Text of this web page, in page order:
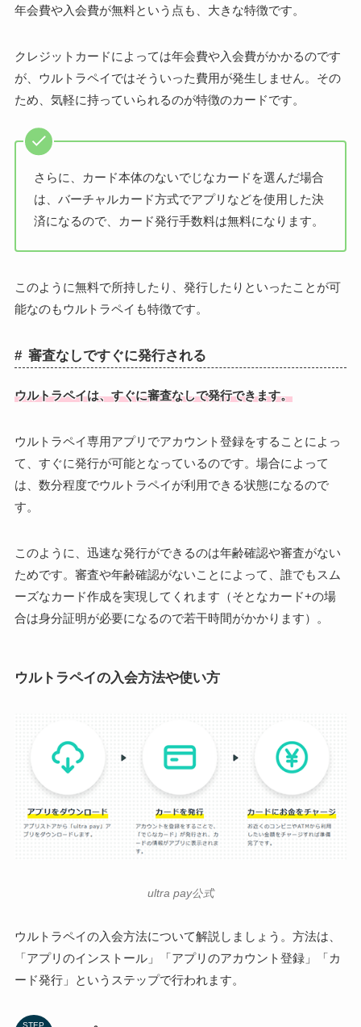
年会費や入会費が無料という点も、大きな特徴です。
クレジットカードによっては年会費や入会費がかかるのです
が、ウルトラペイではそういった費用が発生しません。その
ため、気軽に持っていられるのが特徴のカードです。
さらに、カード本体のないでじなカードを選んだ場合
は、バーチャルカード方式でアプリなどを使用した決
済になるので、カード発行手数料は無料になります。
このように無料で所持したり、発行したりといったことが可
能なのもウルトラペイも特徴です。
審査なしですぐに発行される
ウルトラペイは、すぐに審査なしで発行できます。
ウルトラペイ専用アプリでアカウント登録をすることによっ
て、すぐに発行が可能となっているのです。場合によって
は、数分程度でウルトラペイが利用できる状態になるので
す。
このように、迅速な発行ができるのは年齢確認や審査がない
ためです。審査や年齢確認がないことによって、誰でもスム
ーズなカード作成を実現してくれます（そとなカード+の場
合は身分証明が必要になるので若干時間がかかります）。
ウルトラペイの入会方法や使い方
ultra pay公式
ウルトラペイの入会方法について解説しましょう。方法は、
「アプリのインストール」「アプリのアカウント登録」「カ
ード発行」というステップで行われます。
STEP